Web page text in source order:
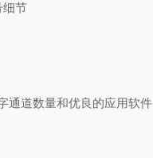
细节
通道数量和优良的应用软件